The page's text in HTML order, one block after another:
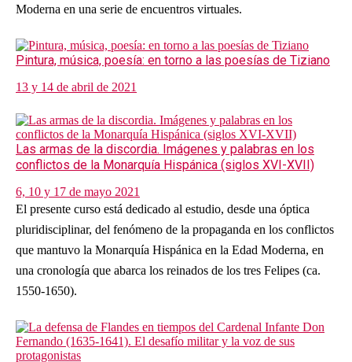
Moderna en una serie de encuentros virtuales.
Pintura, música, poesía: en torno a las poesías de Tiziano
13 y 14 de abril de 2021
Las armas de la discordia. Imágenes y palabras en los
conflictos de la Monarquía Hispánica (siglos XVI-XVII)
6, 10 y 17 de mayo 2021
El presente curso está dedicado al estudio, desde una óptica
pluridisciplinar, del fenómeno de la propaganda en los conflictos
que mantuvo la Monarquía Hispánica en la Edad Moderna, en
una cronología que abarca los reinados de los tres Felipes (ca.
1550-1650).